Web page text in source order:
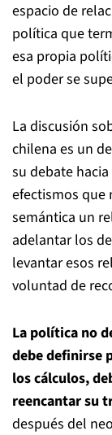
espacio de
política que
esa propia
el poder se
La discusión
chilena es un
su debate
efectismos que
semántica un
adelantar los
levantar esos
voluntad de
La política no
debe definirse
los cálculos,
reencantar su
después del